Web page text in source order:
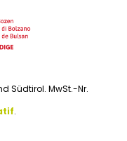
Südtirol. MwSt.-Nr.
.